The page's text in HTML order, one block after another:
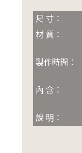
尺 寸：
材 質：
製作時間：
內 含：
說 明：